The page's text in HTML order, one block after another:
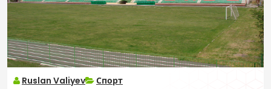
Ruslan Valiyev Спорт